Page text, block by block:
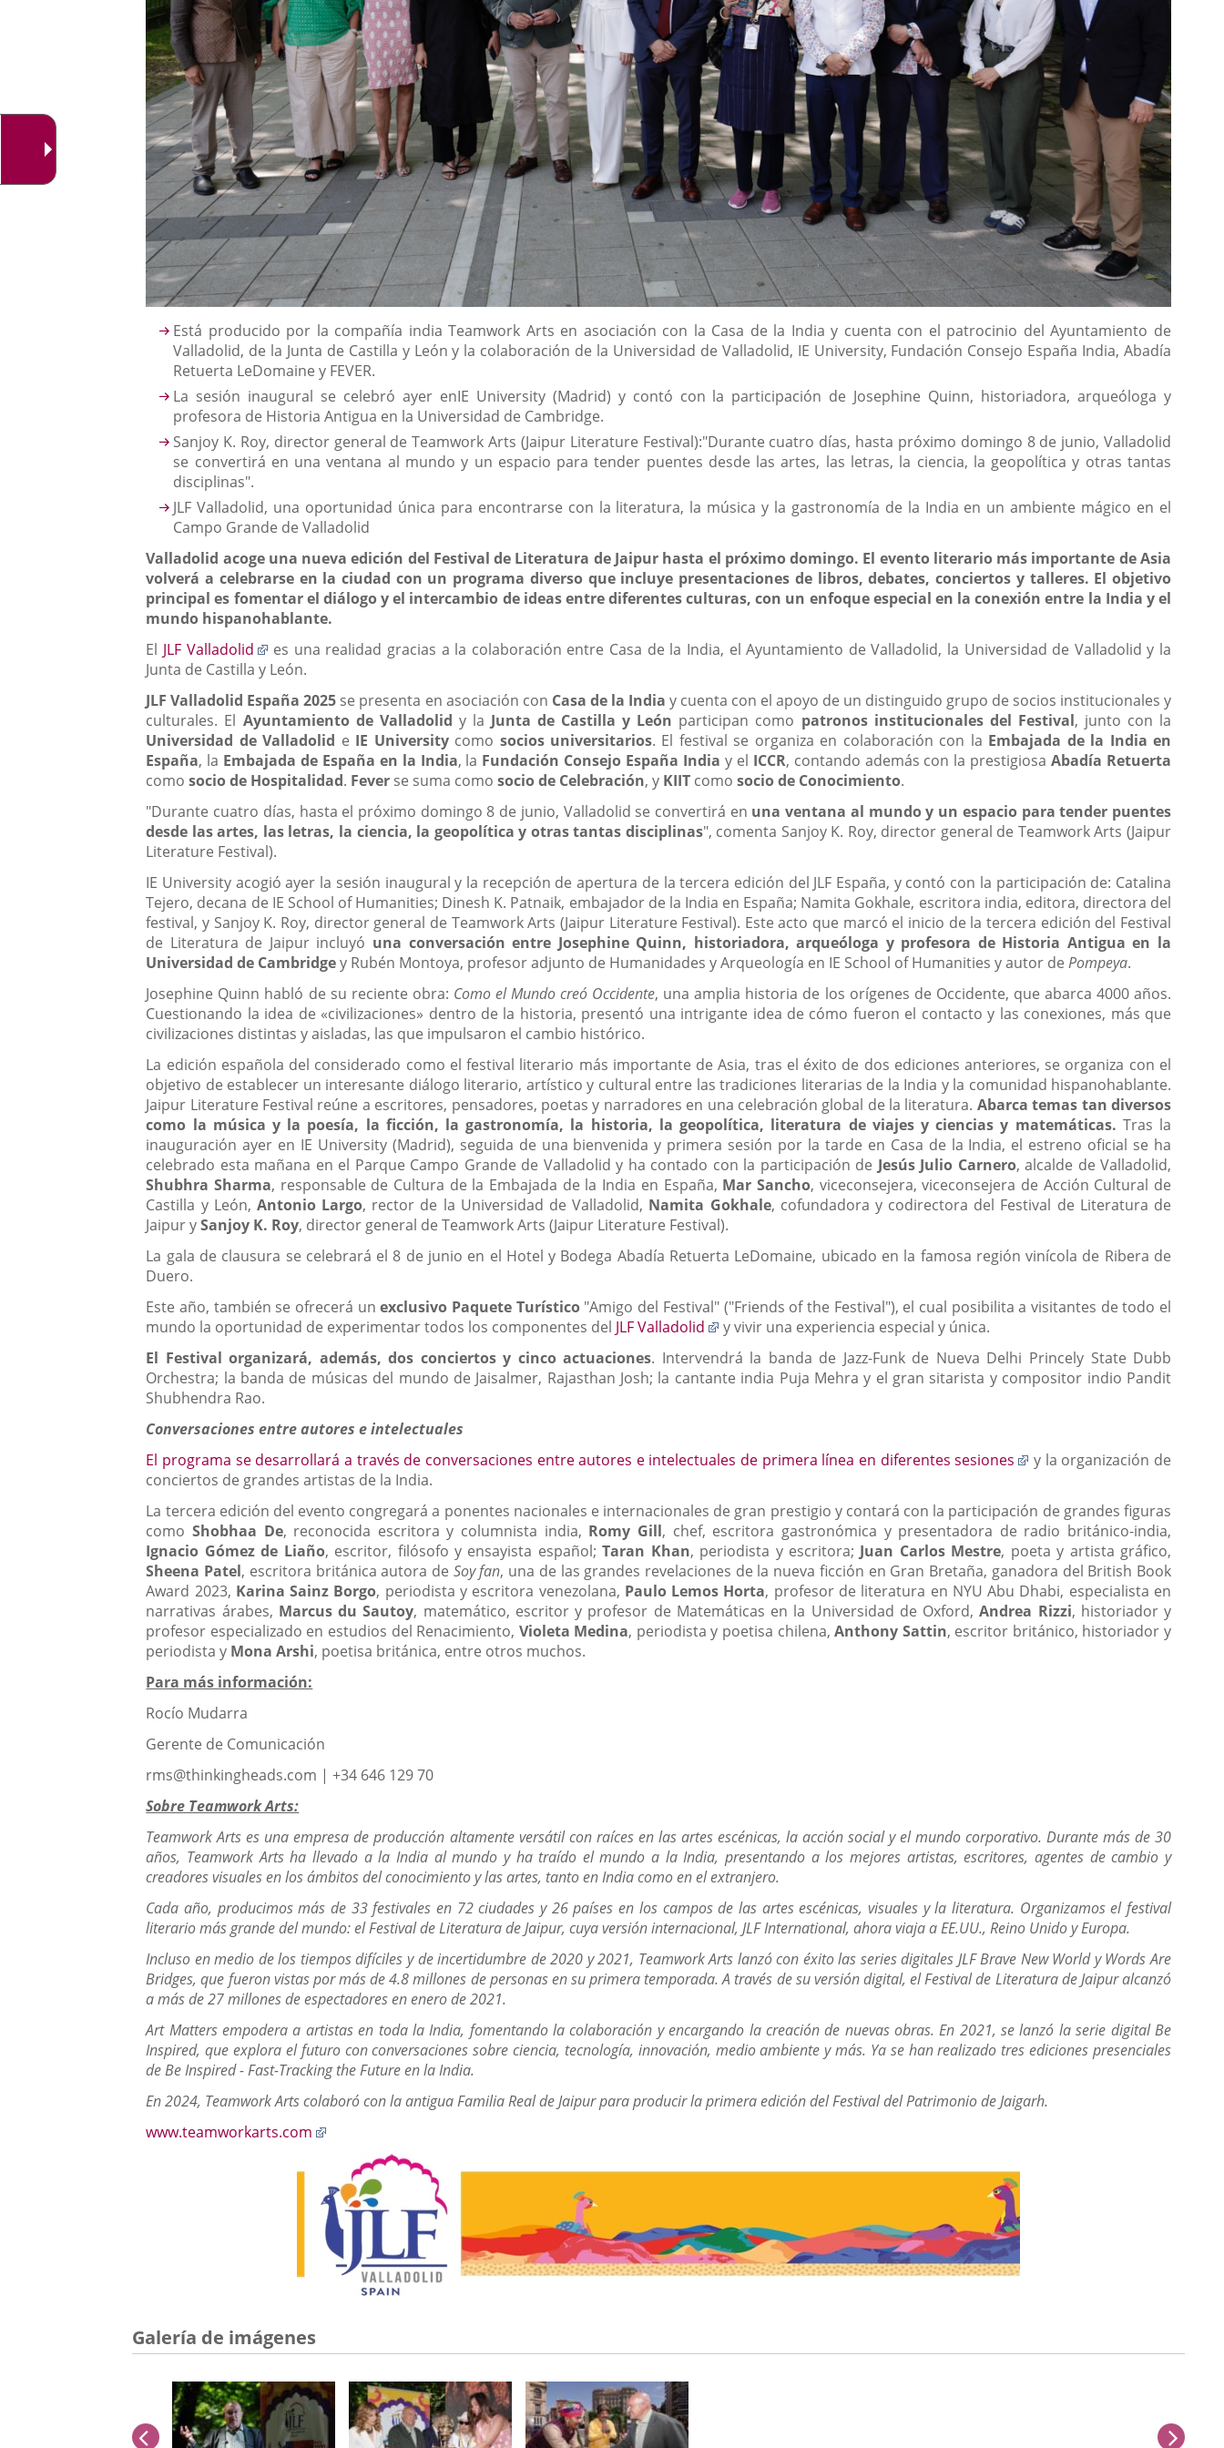
Descripción
Está producido por la compañía india Teamwork Arts en asociación con la Casa de la India y cuenta con el patrocinio del Ayuntamiento de
Valladolid, de la Junta de Castilla y León y la colaboración de la Universidad de Valladolid, IE University, Fundación Consejo España India, Abadía
Retuerta LeDomaine y FEVER.
La sesión inaugural se celebró ayer enIE University (Madrid) y contó con la participación de Josephine Quinn, historiadora, arqueóloga y
profesora de Historia Antigua en la Universidad de Cambridge.
Sanjoy K. Roy, director general de Teamwork Arts (Jaipur Literature Festival):"Durante cuatro días, hasta próximo domingo 8 de junio, Valladolid
se convertirá en una ventana al mundo y un espacio para tender puentes desde las artes, las letras, la ciencia, la geopolítica y otras tantas
disciplinas".
JLF Valladolid, una oportunidad única para encontrarse con la literatura, la música y la gastronomía de la India en un ambiente mágico en el
Campo Grande de Valladolid
Valladolid acoge una nueva edición del Festival de Literatura de Jaipur hasta el próximo domingo. El evento literario más importante de Asia
volverá a celebrarse en la ciudad con un programa diverso que incluye presentaciones de libros, debates, conciertos y talleres. El objetivo
principal es fomentar el diálogo y el intercambio de ideas entre diferentes culturas, con un enfoque especial en la conexión entre la India y el
mundo hispanohablante.
El JLF Valladolid
Enlace
a
aplicación
externa.
es una realidad gracias a la colaboración entre Casa de la India, el Ayuntamiento de Valladolid, la Universidad de Valladolid y la
Junta de Castilla y León.
JLF Valladolid España 2025 se presenta en asociación con Casa de la India y cuenta con el apoyo de un distinguido grupo de socios institucionales y
culturales. El Ayuntamiento de Valladolid y la Junta de Castilla y León participan como patronos institucionales del Festival, junto con la
Universidad de Valladolid e IE Universitycomo socios universitarios. El festival se organiza en colaboración con la Embajada de la India en
España, la Embajada de España en la India, la Fundación Consejo España India y el ICCR, contando además con la prestigiosaAbadía Retuerta
comosocio de Hospitalidad. Fever se suma comosocio de Celebración, y KIIT comosocio de Conocimiento.
"Durante cuatro días, hasta el próximo domingo 8 de junio, Valladolid se convertirá en una ventana al mundo y un espacio para tender puentes
desde las artes, las letras, la ciencia, la geopolítica y otras tantas disciplinas", comenta Sanjoy K. Roy, director general de Teamwork Arts (Jaipur
Literature Festival).
IE University acogió ayer la sesión inaugural y la recepción de apertura de la tercera edición del JLF España, y contó con la participación de: Catalina
Tejero, decana de IE School of Humanities; Dinesh K. Patnaik, embajador de la India en España; Namita Gokhale, escritora india, editora, directora del
festival, y Sanjoy K. Roy, director general de Teamwork Arts (Jaipur Literature Festival). Este acto que marcó el inicio de la tercera edición del Festival
de Literatura de Jaipur incluyó una conversación entre Josephine Quinn, historiadora, arqueóloga y profesora de Historia Antigua en la
Universidad de Cambridgey Rubén Montoya, profesor adjunto de Humanidades y Arqueología en IE School of Humanities y autor dePompeya.
Josephine Quinn habló de su reciente obra: Como el Mundo creó Occidente, una amplia historia de los orígenes de Occidente, que abarca 4000 años.
Cuestionando la idea de «civilizaciones» dentro de la historia, presentó una intrigante idea de cómo fueron el contacto y las conexiones, más que
civilizaciones distintas y aisladas, las que impulsaron el cambio histórico.
La edición española del considerado como el festival literario más importante de Asia, tras el éxito de dos ediciones anteriores, se organiza con el
objetivo de establecer un interesante diálogo literario, artístico y cultural entre las tradiciones literarias de la India y la comunidad hispanohablante.
Jaipur Literature Festival reúne a escritores, pensadores, poetas y narradores en una celebración global de la literatura. Abarca temas tan diversos
como la música y la poesía, la ficción, la gastronomía, la historia, la geopolítica, literatura de viajes y ciencias y matemáticas. Tras la
inauguración ayer en IE University (Madrid), seguida de una bienvenida y primera sesión por la tarde en Casa de la India, el estreno oficial se ha
celebrado esta mañana en el Parque Campo Grande de Valladolid y ha contado con la participación de Jesús Julio Carnero, alcalde de Valladolid,
Shubhra Sharma, responsable de Cultura de la Embajada de la India en España, Mar Sancho, viceconsejera, viceconsejera de Acción Cultural de
Castilla y León, Antonio Largo, rector de la Universidad de Valladolid, Namita Gokhale, cofundadora y codirectora del Festival de Literatura de
Jaipur ySanjoy K. Roy, director general de Teamwork Arts (Jaipur Literature Festival).
La gala de clausura se celebrará el 8 de junio en el Hotel y Bodega Abadía Retuerta LeDomaine, ubicado en la famosa región vinícola de Ribera de
Duero.
Este año, también se ofrecerá unexclusivo Paquete Turístico"Amigo del Festival" ("Friends of the Festival"), el cual posibilita a visitantes de todo el
mundo la oportunidad de experimentar todos los componentes del JLF Valladolid
Enlace
una
aplicación
y vivir una experiencia especial y única.
El Festivalorganizará, además, dos conciertos y cinco actuaciones. Intervendrá la banda de Jazz-Funk de Nueva Delhi Princely State Dubb
Orchestra; la banda de músicas del mundo de Jaisalmer, Rajasthan Josh; la cantante india Puja Mehra y el gran sitarista y compositor indio Pandit
Shubhendra Rao.
Conversaciones entre autores e intelectuales
El programa se desarrollará a través de conversaciones entre autores e intelectuales de primera línea en diferentes sesiones
Enlace
aplicación
externa.
y la organización de
conciertos de grandes artistas de la India.
La tercera edición del evento congregará a ponentes nacionales e internacionales de gran prestigio y contará con la participación de grandes figuras
como Shobhaa De, reconocida escritora y columnista india, Romy Gill, chef, escritora gastronómica y presentadora de radio británico-india,
Ignacio Gómez de Liaño, escritor, filósofo y ensayista español;Taran Khan, periodista y escritora; Juan Carlos Mestre, poeta y artista gráfico,
Sheena Patel, escritora británica autora de Soy fan, una de las grandes revelaciones de la nueva ficción en Gran Bretaña, ganadora del British Book
Award 2023, Karina Sainz Borgo, periodista y escritora venezolana, Paulo Lemos Horta, profesor de literatura en NYU Abu Dhabi, especialista en
narrativas árabes, Marcus du Sautoy, matemático, escritor y profesor de Matemáticas en la Universidad de Oxford,Andrea Rizzi, historiador y
profesor especializado en estudios del Renacimiento, Violeta Medina, periodista y poetisa chilena,Anthony Sattin, escritor británico, historiador y
periodista y Mona Arshi, poetisa británica, entre otros muchos.
Para más información:
Rocío Mudarra
Gerente de Comunicación
rms@thinkingheads.com | +34 646 129 70
Sobre Teamwork Arts:
Teamwork Arts es una empresa de producción altamente versátil con raíces en las artes escénicas, la acción social y el mundo corporativo. Durante más de 30
años, Teamwork Arts ha llevado a la India al mundo y ha traído el mundo a la India, presentando a los mejores artistas, escritores, agentes de cambio y
creadores visuales en los ámbitos del conocimiento y las artes, tanto en India como en el extranjero.
Cada año, producimos más de 33 festivales en 72 ciudades y 26 países en los campos de las artes escénicas, visuales y la literatura. Organizamos el festival
literario más grande del mundo: el Festival de Literatura de Jaipur, cuya versión internacional, JLF International, ahora viaja a EE.UU., Reino Unido y Europa.
Incluso en medio de los tiempos difíciles y de incertidumbre de 2020 y 2021, Teamwork Arts lanzó con éxito las series digitales JLF Brave New World y Words Are
Bridges, que fueron vistas por más de 4.8 millones de personas en su primera temporada. A través de su versión digital, el Festival de Literatura de Jaipur alcanzó
a más de 27 millones de espectadores en enero de 2021.
Art Matters empodera a artistas en toda la India, fomentando la colaboración y encargando la creación de nuevas obras. En 2021, se lanzó la serie digital Be
Inspired, que explora el futuro con conversaciones sobre ciencia, tecnología, innovación, medio ambiente y más. Ya se han realizado tres ediciones presenciales
de Be Inspired - Fast-Tracking the Future en la India.
En 2024, Teamwork Arts colaboró con la antigua Familia Real de Jaipur para producir la primera edición del Festival del Patrimonio de Jaigarh.
www.teamworkarts.com
una
aplicación
externa.
Galería de imágenes
anterior